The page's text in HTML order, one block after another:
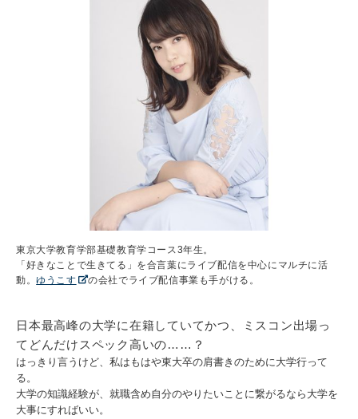
東京大学教育学部基礎教育学コース3年生。
「好きなことで生きてる」を合言葉にライブ配信を中心にマルチに活
動。ゆうこす の会社でライブ配信事業も手がける。
日本最高峰の大学に在籍していてかつ、ミスコン出場っ
てどんだけスペック高いの……？
はっきり言うけど、私はもはや東大卒の肩書きのために大学行って
る。
大学の知識経験が、就職含め自分のやりたいことに繋がるなら大学を
大事にすればいい。